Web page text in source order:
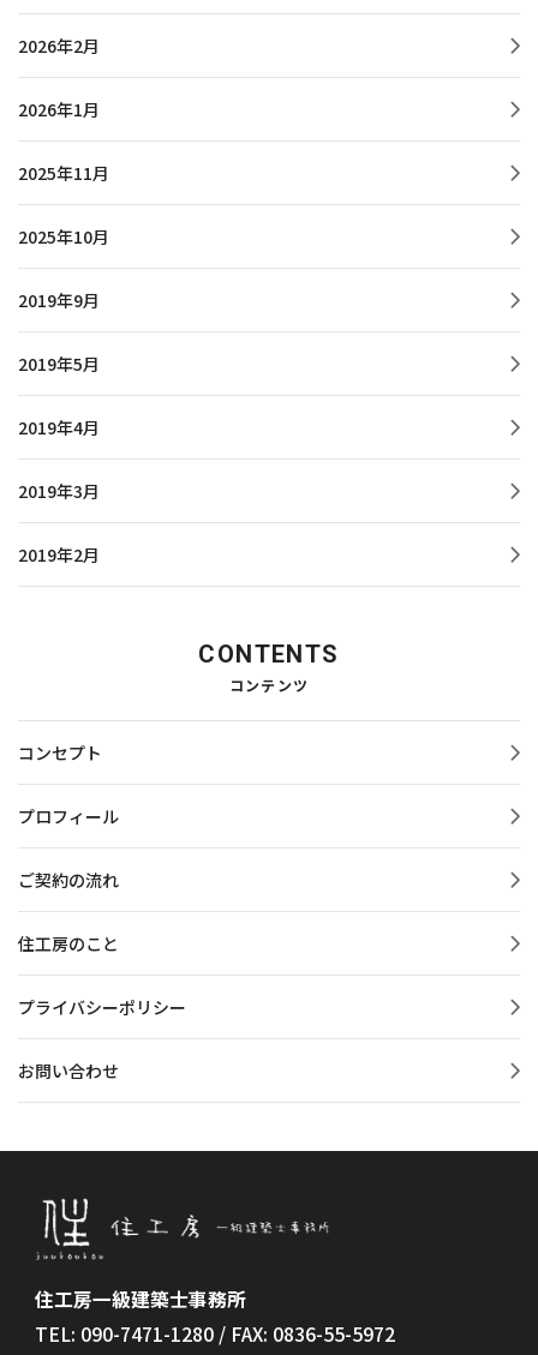
2026年2月
2026年1月
2025年11月
2025年10月
2019年9月
2019年5月
2019年4月
2019年3月
2019年2月
CONTENTS
コンテンツ
コンセプト
プロフィール
ご契約の流れ
住工房のこと
プライバシーポリシー
お問い合わせ
住工房一級建築士事務所
TEL: 090-7471-1280 / FAX: 0836-55-5972